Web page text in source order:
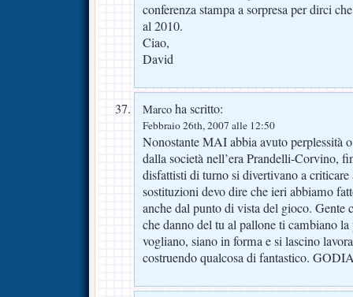
conferenza stampa a sorpresa per dirci
al 2010.
Ciao,
David
Marco ha scritto:
Febbraio 26th, 2007 alle 12:50
Nonostante MAI abbia avuto perplessità
dalla società nell’era Prandelli-Corvino,
disfattisti di turno si divertivano a
sostituzioni devo dire che ieri abbiamo
anche dal punto di vista del gioco.
che danno del tu al pallone ti cambiano
vogliano, siano in forma e si lascino
costruendo qualcosa di fantastico.